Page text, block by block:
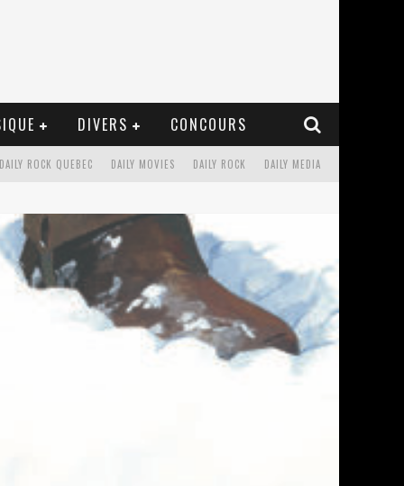
DIVERS CONCOURS
DAILY MEDIA
DAILY ROCK
DAILY MOVIES
DAILY ROCK QUEBEC